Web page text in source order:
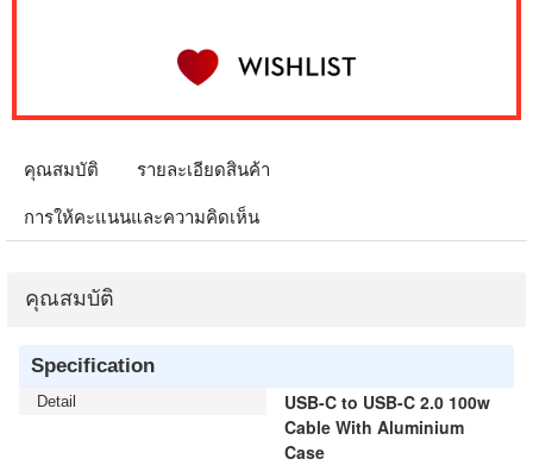
คุณสมบัติ รายละเอียดสินค้า
การให้คะแนนและความคิดเห็น
คุณสมบัติ
Specification
Detail
USB-C to USB-C 2.0 100w
Cable With Aluminium
Case